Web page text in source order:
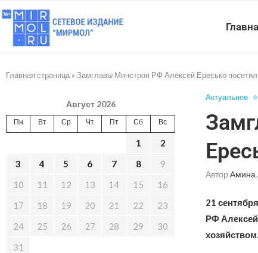
Главная страница » Замглавы Минстроя РФ Алексей Ересько посетил
Актуальное
Автор Амина
21
РФ
хозяйством.
Август 2026
Пн Вт Ср Чт Пт Сб Вс
1
2
3
4 5 6 7 8
9
10
11 12 13 14 15
16
17
18 19 20 21 22
23
24
25 26 27 28 29
30
31